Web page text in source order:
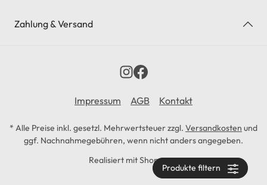
Produkte filtern
Zahlung & Versand
Impressum AGB Kontakt
* Alle Preise inkl. gesetzl. Mehrwertsteuer zzgl. Versandkosten und
ggf. Nachnahmegebühren, wenn nicht anders angegeben.
Realisiert mit Shopware